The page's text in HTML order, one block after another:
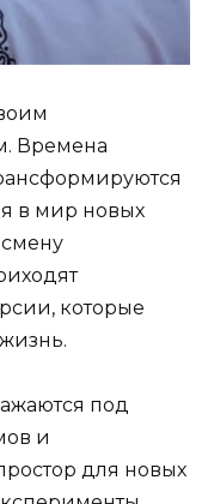
Времена
в мир новых
которые
под
и
для новых